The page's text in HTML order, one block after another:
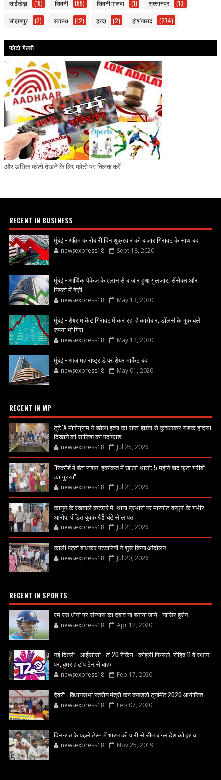
साईंखेड़ा (18) सिवनी (89) सिवनी मालवा (1) सुल्तानपुर (13)
सोहागपुर (2) स्वास्थ (12) हरदा (2) होशंगाबाद (274)
फोटो गैलरी
और अधिक फोटो देखने के लिए फोटो पर क्लिक करें
RECENT IN BUSINESS
मुंबई - अंतिम कारोबारी दिन शुक्रवार को बाज़ार गिरावट के साथ बंद
newsexpress18 Sept 18, 2020
मुंबई - आर्थिक पैकेज के एलान से बाज़ार हुआ गुलजार, सेंसेक्स और
निफ्टी में तेज़ी
newsexpress18 May 13, 2020
मुंबई - शेयर मार्केट गिरावट में कर रहा है कारोबार, डॉलर्स के मुकाबले
रुपया भी गिरा
newsexpress18 May 12, 2020
मुंबई - आज महाराष्ट्र डे पर शेयर मार्केट बंद
newsexpress18 May 01, 2020
RECENT IN MP
टूटे 'A' मोनोग्राम ने खोला हत्या का राज: हाईवा से कुचलकर सड़क हादसा
दिखाने की साजिश का पर्दाफाश
newsexpress18 Jul 25, 2026
"रिकॉर्ड में बंटा राशन, हकीकत में खाली थाली; 5 महीने बाद फूटा गरीबों
का गुस्सा"
newsexpress18 Jul 21, 2026
कानून के रखवाले कटघरे में: थाना प्रभारी पर मारपीट-वसूली के गंभीर
आरोप, पीड़ित युवक 48 घंटे से लापता
newsexpress18 Jul 21, 2026
काली पट्टी बांधकर पटवारियों ने शुरू किया आंदोलन
newsexpress18 Jul 20, 2026
RECENT IN SPORTS
एम एस धोनी पर संन्यास का दबाव ना बनाया जाये - नासिर हुसैन
newsexpress18 Apr 12, 2020
नई दिल्ली - आईसीसी - टी 20 रैंकिंग - कोहली फिसले, रोहित 11 वें स्थान
पर, बुमराह टॉप टेन से बाहर
newsexpress18 Feb 17, 2020
देवरी - विधानसभा स्तरीय मंत्री कप कबड्डी टूर्नामेंट 2020 आयोजित
newsexpress18 Feb 07, 2020
दिन-रात के पहले टेस्ट में भारत की पारी से जीत बांग्लादेश को हराया
newsexpress18 Nov 25, 2019